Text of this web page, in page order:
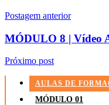
Postagem anterior
MÓDULO 8 | Vídeo
Próximo post
AULAS DE
MÓDULO 01